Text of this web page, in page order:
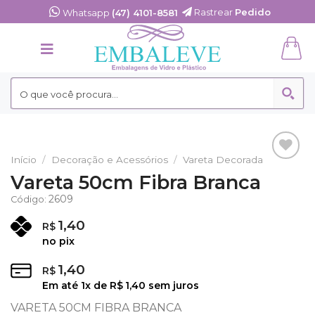
to
content
Whatsapp (47) 4101-8581 Rastrear Pedido
Início / Decoração e Acessórios / Vareta Decorada
Vareta 50cm Fibra Branca
Código: 2609
R$ 1,40
no pix
R$ 1,40
Em até 1x de R$ 1,40 sem juros
VARETA 50CM FIBRA BRANCA